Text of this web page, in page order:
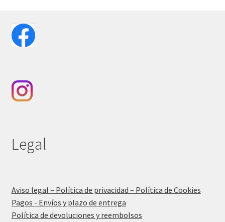
Legal
Aviso legal – Política de privacidad – Política de Cookies
Pagos - Envíos y plazo de entrega
Política de devoluciones y reembolsos